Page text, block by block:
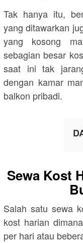
Tak hanya itu,
yang ditawarkan
yang kosong
sebagian besar
saat ini tak
dengan kamar
balkon pribadi.
Sewa Kost
Salah satu sewa
kost harian
per hari atau